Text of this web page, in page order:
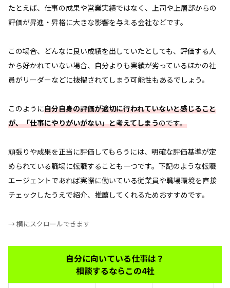
たとえば、仕事の成果や営業実績ではなく、上司や上層部からの
評価が昇進・昇格に大きな影響を与える会社などです。
この場合、どんなに良い成績を出していたとしても、評価する人
から好かれていない場合、自分よりも実績が劣っているほかの社
員がリーダーなどに抜擢されてしまう可能性もあるでしょう。
このように自分自身の評価が適切に行われていないと感じること
が、「仕事にやりがいがない」と考えてしまうのです。
頑張りや成果を正当に評価してもらうには、明確な評価基準が定
められている職場に転職することも一つです。下記のような転職
エージェントであれば実際に働いている従業員や職場環境を直接
チェックしたうえで紹介、推薦してくれるためおすすめです。
→ 横にスクロールできます
自分に向いている仕事は？
相談するならこの4社